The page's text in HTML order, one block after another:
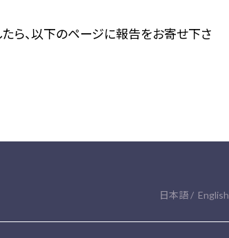
ら、以下のページに報告をお寄せ下さ
日本語 English